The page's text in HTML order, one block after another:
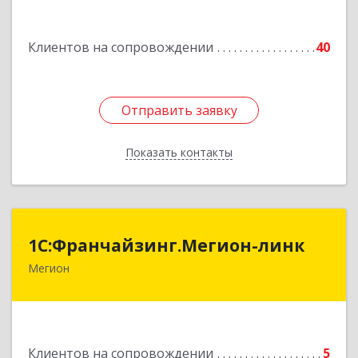
Клиентов на сопровождении 40
Отправить заявку
Показать контакты
Отправить заявку
Назад
1С:Франчайзинг.Мегион-линк
Мегион
Клиентов на сопровождении 5
1С:Франчайзинг.Мегион-линк